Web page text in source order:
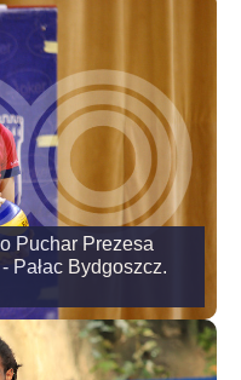
Puchar Prezesa
Pałac Bydgoszcz.